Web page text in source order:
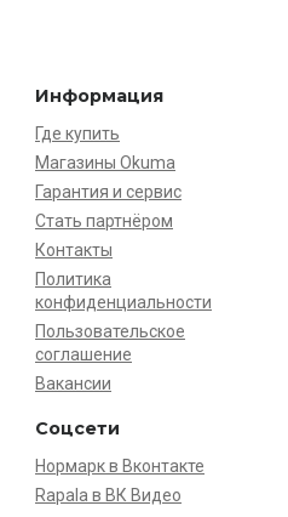
Информация
Где купить
Магазины Okuma
Гарантия и сервис
Стать партнёром
Контакты
Политика
конфиденциальности
Пользовательское
соглашение
Вакансии
Соцсети
Нормарк в Вконтакте
Rapala в ВК Видео